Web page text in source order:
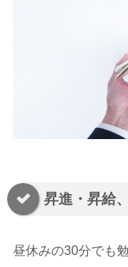
昇進・昇給
昼休みの30分でも